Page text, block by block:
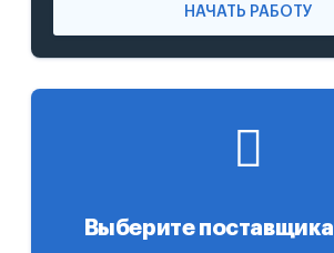
НАЧАТЬ РАБОТУ
Выберите